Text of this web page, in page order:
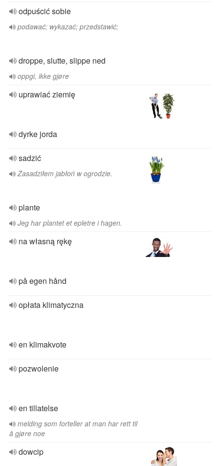
odpuścić sobie
podawać; wykazać; przedstawić;
droppe, slutte, slippe ned
oppgi, ikke gjøre
uprawiać ziemię
dyrke jorda
sadzić
Zasadziłem jabłoń w ogrodzie.
plante
Jeg har plantet et epletre i hagen.
na własną rękę
på egen hånd
opłata klimatyczna
en klimakvote
pozwolenie
en tillatelse
melding som forteller at man har rett til
å gjøre noe
dowcip